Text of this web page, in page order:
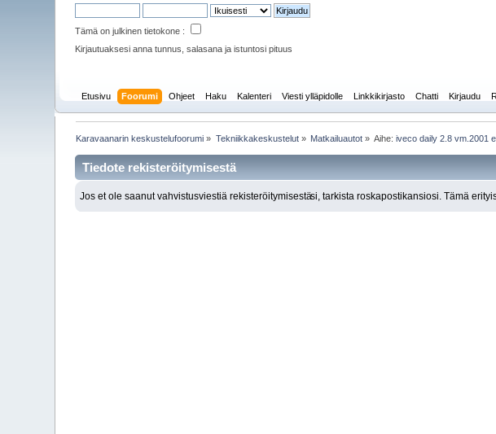
Tämä on julkinen tietokone :
Kirjautuaksesi anna tunnus, salasana ja istuntosi pituus
Etusivu Foorumi Ohjeet Haku Kalenteri Viesti ylläpidolle Linkkikirjasto Chatti Kirjaudu
Karavaanarin keskustelufoorumi » Tekniikkakeskustelut» Matkailuautot » Aihe:iveco daily 2.8 vm.2001
Tiedote rekisteröitymisestä
Jos et ole saanut vahvistusviestiä rekisteröitymisestäsi, tarkista roskapostikansiosi. Tämä